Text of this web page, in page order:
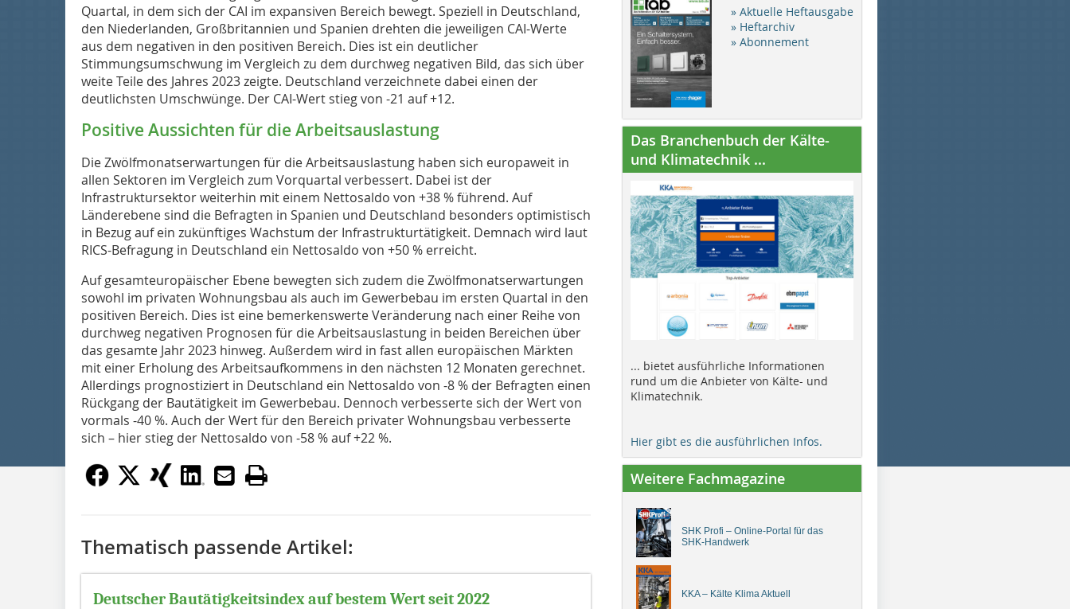
Quartal, in dem sich der CAI im expansiven Bereich bewegt. Speziell in Deutschland,
den Niederlanden, Großbritannien und Spanien drehten die jeweiligen CAI-Werte
aus dem negativen in den positiven Bereich. Dies ist ein deutlicher
Stimmungsumschwung im Vergleich zu dem durchweg negativen Bild, das sich über
weite Teile des Jahres 2023 zeigte. Deutschland verzeichnete dabei einen der
deutlichsten Umschwünge. Der CAI-Wert stieg von -21 auf +12.
Positive Aussichten für die Arbeitsauslastung
Die Zwölfmonatserwartungen für die Arbeitsauslastung haben sich europaweit in
allen Sektoren im Vergleich zum Vorquartal verbessert. Dabei ist der
Infrastruktursektor weiterhin mit einem Nettosaldo von +38 % führend. Auf
Länderebene sind die Befragten in Spanien und Deutschland besonders optimistisch
in Bezug auf ein zukünftiges Wachstum der Infrastrukturtätigkeit. Demnach wird laut
RICS-Befragung in Deutschland ein Nettosaldo von +50 % erreicht.
Auf gesamteuropäischer Ebene bewegten sich zudem die Zwölfmonatserwartungen
sowohl im privaten Wohnungsbau als auch im Gewerbebau im ersten Quartal in den
positiven Bereich. Dies ist eine bemerkenswerte Veränderung nach einer Reihe von
durchweg negativen Prognosen für die Arbeitsauslastung in beiden Bereichen über
das gesamte Jahr 2023 hinweg. Außerdem wird in fast allen europäischen Märkten
mit einer Erholung des Arbeitsaufkommens in den nächsten 12 Monaten gerechnet.
Allerdings prognostiziert in Deutschland ein Nettosaldo von -8 % der Befragten einen
Rückgang der Bautätigkeit im Gewerbebau. Dennoch verbesserte sich der Wert von
vormals -40 %. Auch der Wert für den Bereich privater Wohnungsbau verbesserte
sich – hier stieg der Nettosaldo von -58 % auf +22 %.
Thematisch passende Artikel:
Deutscher Bautätigkeitsindex auf bestem Wert seit 2022
» Aktuelle Heftausgabe
» Heftarchiv
» Abonnement
Das Branchenbuch der Kälte-
und Klimatechnik ...
... bietet ausführliche Informationen
rund um die Anbieter von Kälte- und
Klimatechnik.
Hier gibt es die ausführlichen Infos.
Weitere Fachmagazine
SHK Profi – Online-Portal für das
SHK-Handwerk
KKA – Kälte Klima Aktuell